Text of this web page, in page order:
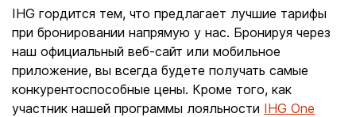
IHG гордится тем, что предлагает лучшие тарифы
при бронировании напрямую у нас. Бронируя через
наш официальный веб-сайт или мобильное
приложение, вы всегда будете получать самые
конкурентоспособные цены. Кроме того, как
участник нашей программы лояльности IHG One